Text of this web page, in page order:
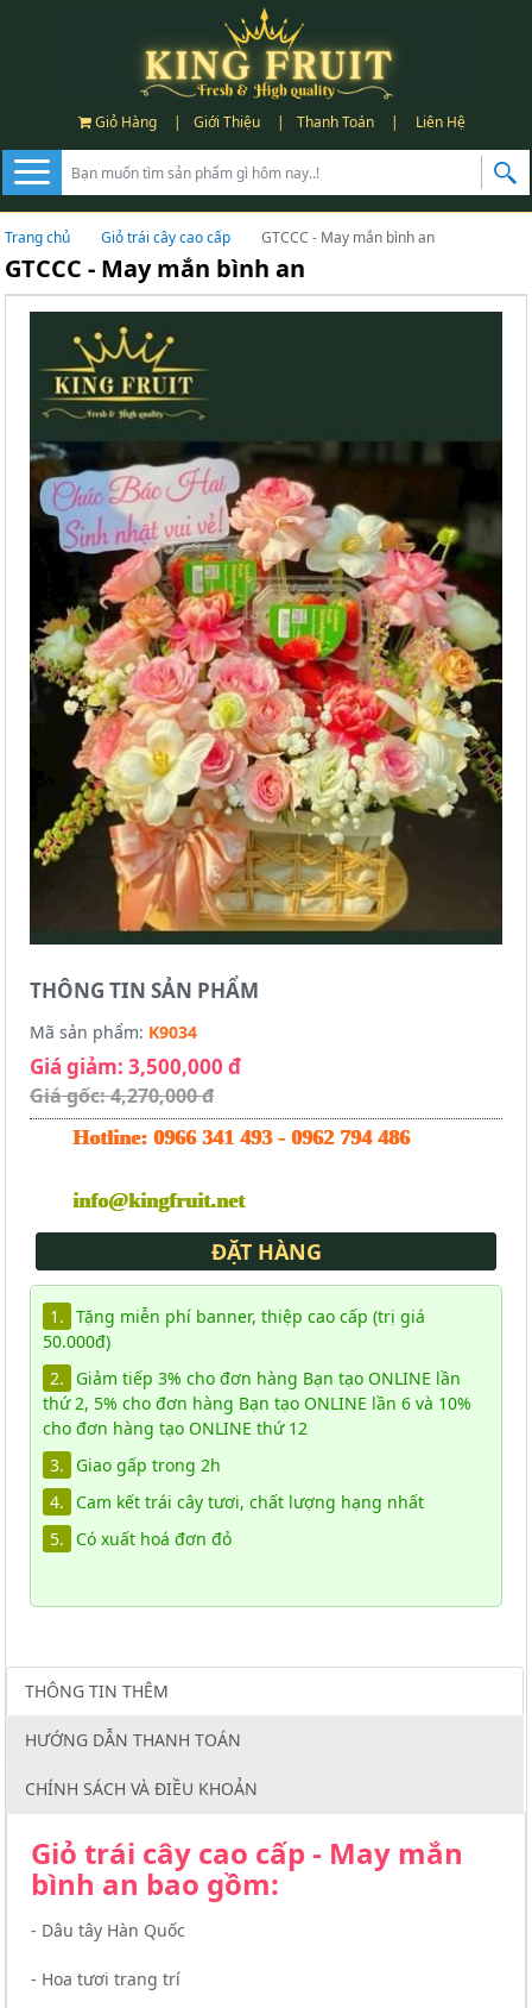
Giỏ Hàng | Giới Thiệu | Thanh Toán | Liên Hệ
Trang chủ Giỏ trái cây cao cấp GTCCC - May mắn bình an
GTCCC - May mắn bình an
THÔNG TIN SẢN PHẨM
Mã sản phẩm: K9034
Giá giảm: 3,500,000 đ
Giá gốc: 4,270,000 đ
Hotline: 0966 341 493 - 0962 794 486
info@kingfruit.net
ĐẶT HÀNG
1. Tặng miễn phí banner, thiệp cao cấp (trị giá
50.000đ)
2.
Giảm tiếp 3% cho đơn hàng Bạn tạo ONLINE lần
thứ 2, 5% cho đơn hàng Bạn tạo ONLINE lần 6 và 10%
cho đơn hàng tạo ONLINE thứ 12
3.
Giao gấp trong 2h
4.
Cam kết trái cây tươi, chất lượng hạng nhất
5.
Có xuất hoá đơn đỏ
THÔNG TIN THÊM
HƯỚNG DẪN THANH TOÁN
CHÍNH SÁCH VÀ ĐIỀU KHOẢN
Giỏ trái cây cao cấp - May mắn
bình an bao gồm:
- Dâu tây Hàn Quốc
- Hoa tươi trang trí